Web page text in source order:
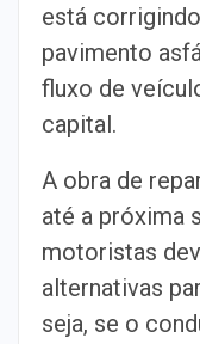
está
pavimento
fluxo de
capital.
A obra de
até a próxima
motoristas
alternativas
seja, se o